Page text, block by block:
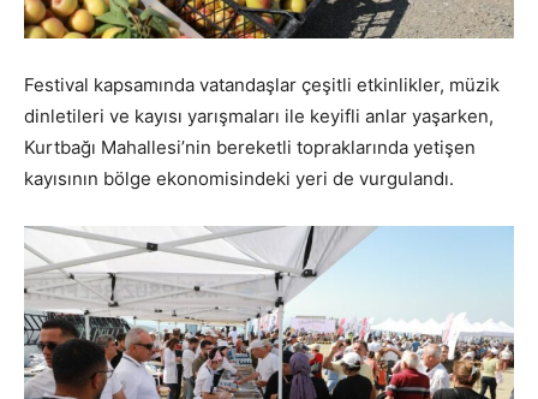
Festival kapsamında vatandaşlar çeşitli etkinlikler, müzik
dinletileri ve kayısı yarışmaları ile keyifli anlar yaşarken,
Kurtbağı Mahallesi’nin bereketli topraklarında yetişen
kayısının bölge ekonomisindeki yeri de vurgulandı.